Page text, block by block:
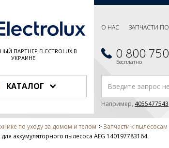
ПАРТНЕР ELECTROLUX В
УКРАИНЕ
О НАС ЗАПЧАСТИ
0 800
Бесплатно
КАТАЛОГ
Например, 4055477543
по уходу за домом и телом Запчасти к пылесосам
для аккумуляторного пылесоса AEG 140197783164